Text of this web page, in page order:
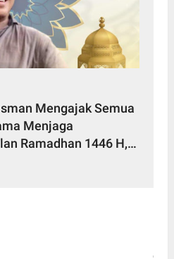
Mengajak Semua
Menjaga
1446 H,